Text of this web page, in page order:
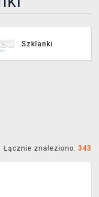
Szklanki
Łącznie znaleziono: 343